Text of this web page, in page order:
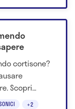
+2
cortisone?
Scopri